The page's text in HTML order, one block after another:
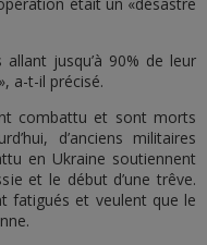
était un «désastre
jusqu’à 90% de leur
a-t-il précisé.
combattu et sont morts
d’anciens militaires
en Ukraine soutiennent
et le début d’une trêve.
fatigués et veulent que le